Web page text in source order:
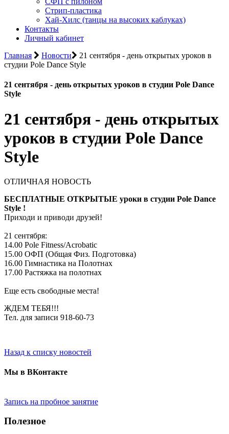
Стрип-пластика
Хай-Хилс (танцы на высоких каблуках)
Контакты
Личный кабинет
Главная
Новости
21 сентября - день открытых уроков в
студии Pole Dance Style
21 сентября - день открытых уроков в студии Pole Dance
Style
21 сентября - день открытых
уроков в студии Pole Dance
Style
ОТЛИЧНАЯ НОВОСТЬ
БЕСПЛАТНЫЕ ОТКРЫТЫЕ уроки в студии Pole Dance
Style !
Приходи и приводи друзей!
21 сентября:
14.00 Pole Fitness/Acrobatic
15.00 ОФП (Общая Физ. Подготовка)
16.00 Гимнастика на Полотнах
17.00 Растяжка на полотнах
Еще есть свободные места!
ЖДЕМ ТЕБЯ!!!
Тел. для записи 918-60-73
Назад к списку новостей
Мы в ВКонтакте
Запись на пробное занятие
Полезное